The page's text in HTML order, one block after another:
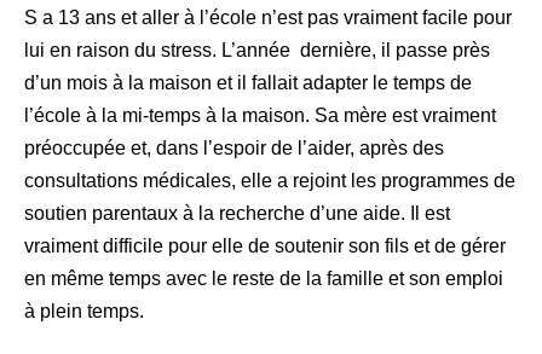
S a 13 ans et aller à l’école n’est pas vraiment facile pour
lui en raison du stress. L’année dernière, il passe près
d’un mois à la maison et il fallait adapter le temps de
l’école à la mi-temps à la maison. Sa mère est vraiment
préoccupée et, dans l’espoir de l’aider, après des
consultations médicales, elle a rejoint les programmes de
soutien parentaux à la recherche d’une aide. Il est
vraiment difficile pour elle de soutenir son fils et de gérer
en même temps avec le reste de la famille et son emploi
à plein temps.